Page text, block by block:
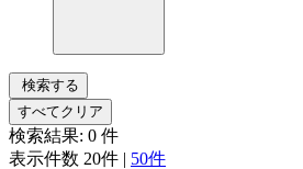
検索する
すべてクリア
検索結果: 0 件
表示件数 20件 | 50件